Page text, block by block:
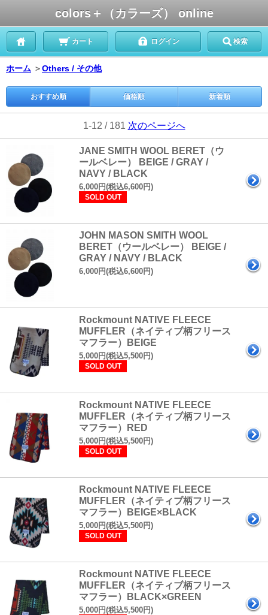
colors＋（カラーズ） online
カート ログイン 検索
ホーム ＞Others / その他
おすすめ順 価格順 新着順
1-12 / 181 次のページへ
JANE SMITH WOOL BERET（ウ
ールベレー） BEIGE / GRAY /
NAVY / BLACK
6,000円(税込6,600円)
SOLD OUT
JOHN MASON SMITH WOOL
BERET（ウールベレー） BEIGE /
GRAY / NAVY / BLACK
6,000円(税込6,600円)
Rockmount NATIVE FLEECE
MUFFLER（ネイティブ柄フリース
マフラー）BEIGE
5,000円(税込5,500円)
SOLD OUT
Rockmount NATIVE FLEECE
MUFFLER（ネイティブ柄フリース
マフラー）RED
5,000円(税込5,500円)
SOLD OUT
Rockmount NATIVE FLEECE
MUFFLER（ネイティブ柄フリース
マフラー）BEIGE×BLACK
5,000円(税込5,500円)
SOLD OUT
Rockmount NATIVE FLEECE
MUFFLER（ネイティブ柄フリース
マフラー）BLACK×GREEN
5,000円(税込5,500円)